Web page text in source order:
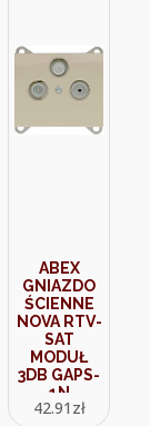
ABEX
GNIAZDO
ŚCIENNE
NOVA RTV-
SAT
MODUŁ
3DB GAPS-
1N
BEŻOWY
42.91 zł